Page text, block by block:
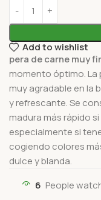
Add to wishlist
pera de carne muy
momento óptimo. La
muy agradable en la
y refrescante. Se
madura más rápido
especialmente si
cogiendo colores
dulce y blanda.
6 People